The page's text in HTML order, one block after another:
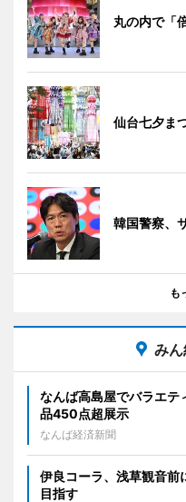
丸の内で「
仙台七夕ま
韓国警察、
も
み
なんば高島屋でバラエ
品450点超展示
なんば経済新聞
伊良コーラ、浅草観音
目指す